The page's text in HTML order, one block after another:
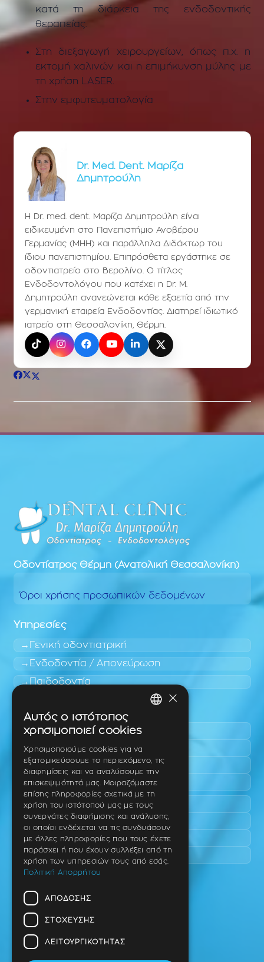
κατά τη διάρκεια της ενδοδοντικής
θεραπείας.
Στη διεξαγωγή χειρουργείων, όπως π.χ. η
εκτομή χαλινών και η επιμήκυνση μύλης με
τη χρήση LASER.
Στην εμφυτευματολογία
Dr. Med. Dent. Μαρίζα
Δημητρούλη
Η Dr. med. dent. Μαρίζα Δημητρούλη είναι
ειδικευμένη στο Πανεπιστήμιο Ανοβέρου
Γερμανίας (ΜΗΗ) και παράλληλα Διδάκτωρ του
ίδιου πανεπιστημίου. Επιπρόσθετα εργάστηκε σε
οδοντιατρείο στο Βερολίνο. Ο τίτλος
Ενδοδοντολόγου που κατέχει η Dr. Μ.
Δημητρούλη ανανεώνεται κάθε εξαετία από την
γερμανική εταιρεία Ενδοδοντίας. Διατηρεί ιδιωτικό
ιατρείο στη Θεσσαλονίκη, Θέρμη.
TikTokInstagramFacebookYouTubeLinkedInX (Twitter)
Οδοντίατρος Θέρμη (Ανατολική Θεσσαλονίκη)
Όροι χρήσης προσωπικών δεδομένων
Υπηρεσίες
Γενική οδοντιατρική
Ενδοδοντία / Απονεύρωση
Παιδοδοντία
Περιοχές εύκολης πρόσβασης
Πυλαία
Τριάδι
Νέο Ρύσιο
Επανομή
Περαία
Καλαμαριά
Πανόραμα
Χαριλάου
Ταβάκη – Θ. Λίτσα 10 (γωνία),
Θέρμη – Θεσσαλονίκη
T.K 57001
×
Αυτός ο ιστότοπος
χρησιμοποιεί cookies
Χρησιμοποιούμε cookies για να
εξατομικεύσουμε το περιεχόμενο, τις
διαφημίσεις και να αναλύσουμε την
επισκεψιμότητά μας. Μοιραζόμαστε
επίσης πληροφορίες σχετικά με τη
χρήση του ιστότοπού μας με τους
συνεργάτες διαφήμισης και ανάλυσης,
οι οποίοι ενδέχεται να τις συνδυάσουν
με άλλες πληροφορίες που τους έχετε
παράσχει ή που έχουν συλλέξει από τη
χρήση των υπηρεσιών τους από εσάς.
Πολιτική Απορρήτου
ΑΠΌΔΟΣΗΣ
ΣΤΌΧΕΥΣΗΣ
ΛΕΙΤΟΥΡΓΙΚΌΤΗΤΑΣ